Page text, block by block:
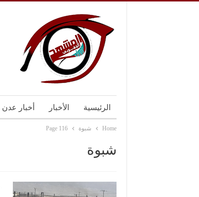
الرئيسية الأخبار أخبار عدن
Home شبوة Page 116
شبوة